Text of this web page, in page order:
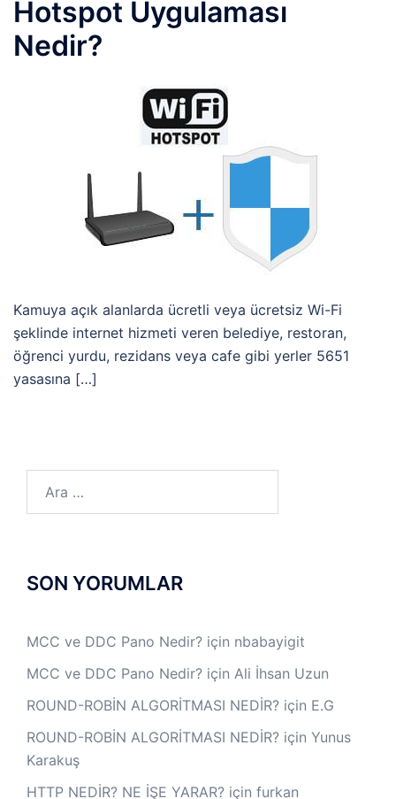
Hotspot Uygulaması
Nedir?
Kamuya açık alanlarda ücretli veya ücretsiz Wi-Fi
şeklinde internet hizmeti veren belediye, restoran,
öğrenci yurdu, rezidans veya cafe gibi yerler 5651
yasasına […]
SON YORUMLAR
MCC ve DDC Pano Nedir? için nbabayigit
MCC ve DDC Pano Nedir? için Ali İhsan Uzun
ROUND-ROBİN ALGORİTMASI NEDİR? için E.G
ROUND-ROBİN ALGORİTMASI NEDİR? için Yunus
Karakuş
HTTP NEDİR? NE İŞE YARAR? için furkan